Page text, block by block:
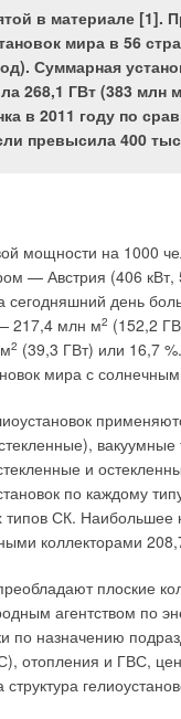
в материале [1].
мира в 56
Суммарная
268,1 ГВт (383
в 2011 году по
превысила 400
мощности на 1000
— Австрия (406 кВт,
сегодняшний день
217,4 млн м2 (152,2
2 (39,3 ГВт) или 16,7
мира с
и
по каждому
СК. Наибольшее
коллекторами
плоские
агентством по
по назначению
отопления и ГВС,
и создания
нескольких лет
ВНИИПО МЧС
противодымной
и достаточно
пр. 22, МДС
согласно
горения в
пожара. Однако эти
нагрузки,
для объектов
расчета в
и вентиляции в
массу времени, так
При этом
проектантов,
просто